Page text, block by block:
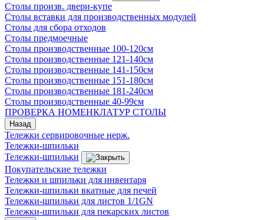
Столы произв. двери-купе
Столы вставки для производственных модулей
Столы для сбора отходов
Столы предмоечные
Столы производственные 100-120см
Столы производственные 121-140см
Столы производственные 141-150см
Столы производственные 151-180см
Столы производственные 181-240см
Столы производственные 40-99см
ПРОВЕРКА НОМЕНКЛАТУР СТОЛЫ
Назад
Тележки сервировочные нерж.
Тележки-шпильки
Тележки-шпильки
Покупательские тележки
Тележки и шпильки для инвентаря
Тележки-шпильки вкатные для печей
Тележки-шпильки для листов 1/1GN
Тележки-шпильки для пекарских листов